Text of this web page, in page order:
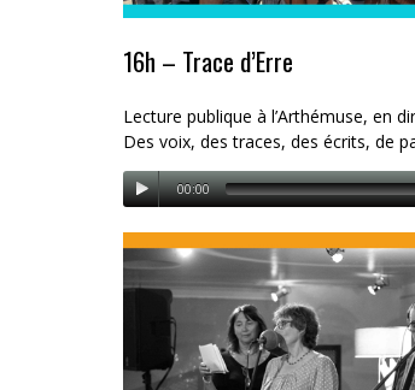
16h – Trace d’Erre
Lecture publique à l’Arthémuse, en
Des voix, des traces, des écrits, de
00:00